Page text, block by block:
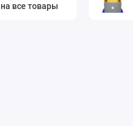
на все товары